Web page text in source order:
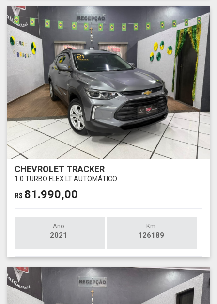
CHEVROLET TRACKER
1.0 TURBO FLEX LT AUTOMÁTICO
R$ 81.990,00
Ano
2021
Km
126189